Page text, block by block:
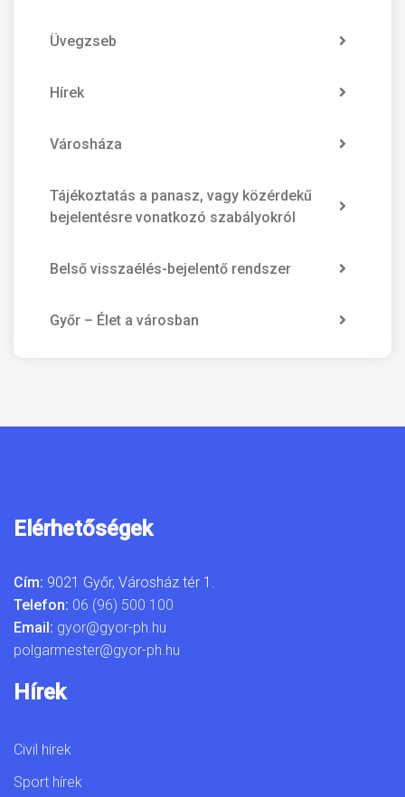
Üvegzseb
Hírek
Városháza
Tájékoztatás a panasz, vagy közérdekű
bejelentésre vonatkozó szabályokról
Belső visszaélés-bejelentő rendszer
Győr – Élet a városban
Elérhetőségek
Cím: 9021 Győr, Városház tér 1.
Telefon: 06 (96) 500 100
Email: gyor@gyor-ph.hu
polgarmester@gyor-ph.hu
Hírek
Civil hírek
Sport hírek